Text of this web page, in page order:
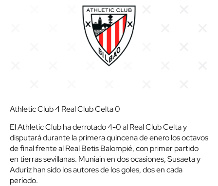
Athletic Club 4 Real Club Celta 0
El Athletic Club ha derrotado 4-0 al Real Club Celta y
disputará durante la primera quincena de enero los octavos
de final frente al Real Betis Balompié, con primer partido
en tierras sevillanas. Muniain en dos ocasiones, Susaeta y
Aduriz han sido los autores de los goles, dos en cada
período.